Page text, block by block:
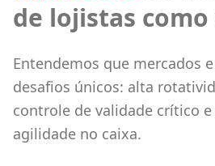
de lojistas como
Entendemos que mercados
desafios únicos: alta
controle de validade crítico
agilidade no caixa.